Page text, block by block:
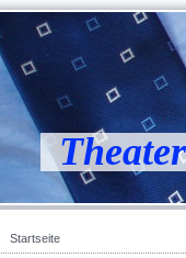
Startseite